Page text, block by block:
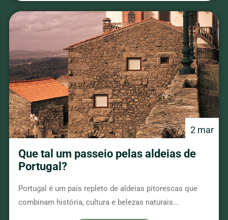
2 mar
Que tal um passeio pelas aldeias de
Portugal?
Portugal é um país repleto de aldeias pitorescas que
combinam história, cultura e belezas naturais...